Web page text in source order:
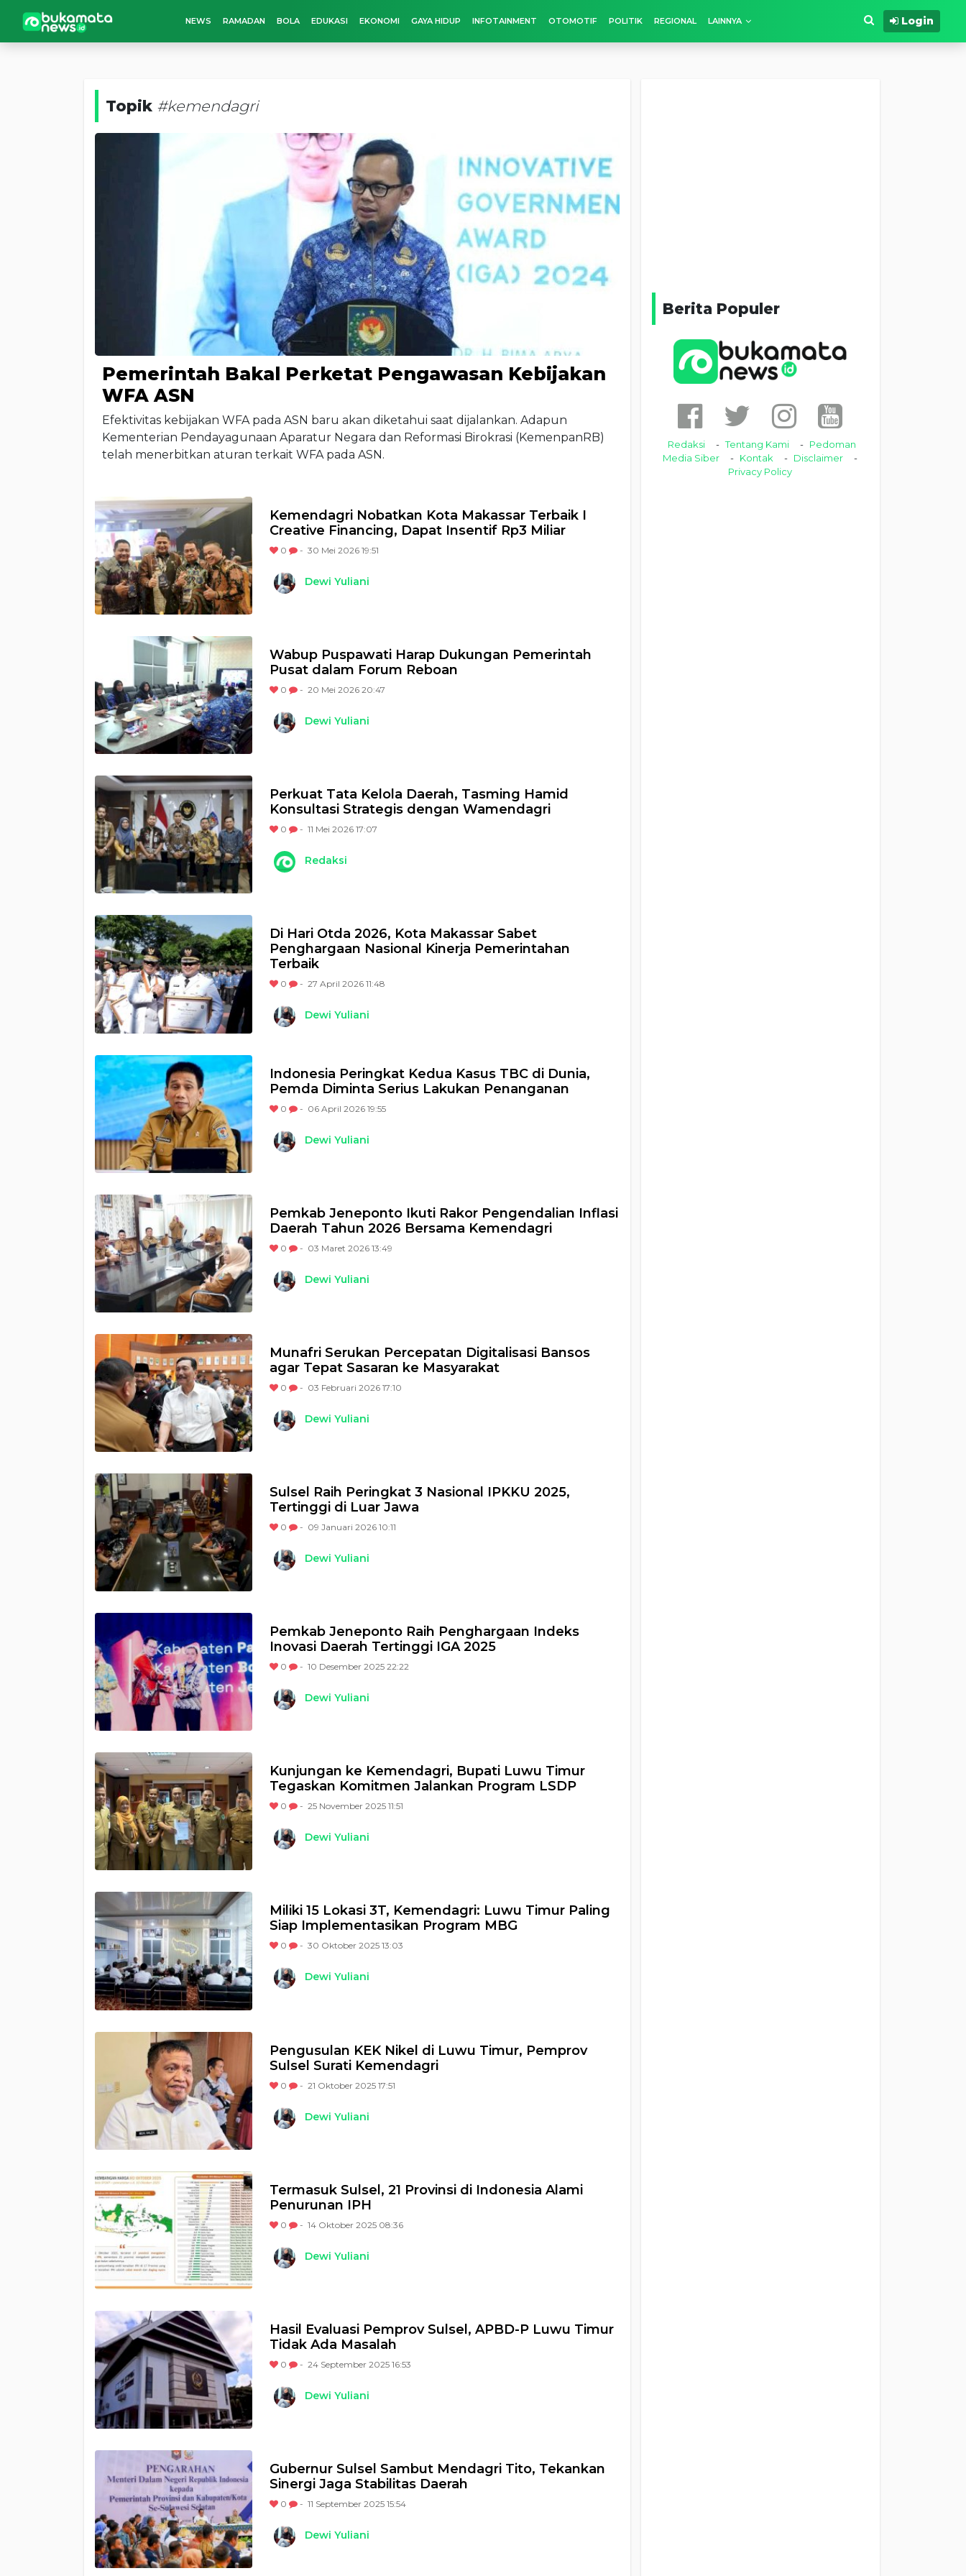
NEWS RAMADAN BOLA EDUKASI EKONOMI GAYA HIDUP INFOTAINMENT OTOMOTIF POLITIK REGIONAL LAINNYA Login
Topik #kemendagri
Pemerintah Bakal Perketat Pengawasan Kebijakan
WFA ASN
Efektivitas kebijakan WFA pada ASN baru akan diketahui saat dijalankan. Adapun
Kementerian Pendayagunaan Aparatur Negara dan Reformasi Birokrasi (KemenpanRB)
telah menerbitkan aturan terkait WFA pada ASN.
Kemendagri Nobatkan Kota Makassar Terbaik I
Creative Financing, Dapat Insentif Rp3 Miliar
0 - 30 Mei 2026 19:51
Dewi Yuliani
Wabup Puspawati Harap Dukungan Pemerintah
Pusat dalam Forum Reboan
0 - 20 Mei 2026 20:47
Dewi Yuliani
Perkuat Tata Kelola Daerah, Tasming Hamid
Konsultasi Strategis dengan Wamendagri
0 - 11 Mei 2026 17:07
Redaksi
Di Hari Otda 2026, Kota Makassar Sabet
Penghargaan Nasional Kinerja Pemerintahan
Terbaik
0 - 27 April 2026 11:48
Dewi Yuliani
Indonesia Peringkat Kedua Kasus TBC di Dunia,
Pemda Diminta Serius Lakukan Penanganan
0 - 06 April 2026 19:55
Dewi Yuliani
Pemkab Jeneponto Ikuti Rakor Pengendalian Inflasi
Daerah Tahun 2026 Bersama Kemendagri
0 - 03 Maret 2026 13:49
Dewi Yuliani
Munafri Serukan Percepatan Digitalisasi Bansos
agar Tepat Sasaran ke Masyarakat
0 - 03 Februari 2026 17:10
Dewi Yuliani
Sulsel Raih Peringkat 3 Nasional IPKKU 2025,
Tertinggi di Luar Jawa
0 - 09 Januari 2026 10:11
Dewi Yuliani
Pemkab Jeneponto Raih Penghargaan Indeks
Inovasi Daerah Tertinggi IGA 2025
0 - 10 Desember 2025 22:22
Dewi Yuliani
Kunjungan ke Kemendagri, Bupati Luwu Timur
Tegaskan Komitmen Jalankan Program LSDP
0 - 25 November 2025 11:51
Dewi Yuliani
Miliki 15 Lokasi 3T, Kemendagri: Luwu Timur Paling
Siap Implementasikan Program MBG
0 - 30 Oktober 2025 13:03
Dewi Yuliani
Pengusulan KEK Nikel di Luwu Timur, Pemprov
Sulsel Surati Kemendagri
0 - 21 Oktober 2025 17:51
Dewi Yuliani
Termasuk Sulsel, 21 Provinsi di Indonesia Alami
Penurunan IPH
0 - 14 Oktober 2025 08:36
Dewi Yuliani
Hasil Evaluasi Pemprov Sulsel, APBD-P Luwu Timur
Tidak Ada Masalah
0 - 24 September 2025 16:53
Dewi Yuliani
Gubernur Sulsel Sambut Mendagri Tito, Tekankan
Sinergi Jaga Stabilitas Daerah
0 - 11 September 2025 15:54
Dewi Yuliani
Berita Populer
Redaksi Tentang Kami
Pedoman
Media Siber
Kontak
Disclaimer
Privacy Policy